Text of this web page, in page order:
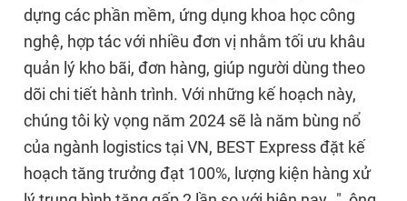
dựng các phần mềm, ứng dụng khoa học công
nghệ, hợp tác với nhiều đơn vị nhằm tối ưu khâu
quản lý kho bãi, đơn hàng, giúp người dùng theo
dõi chi tiết hành trình. Với những kế hoạch này,
chúng tôi kỳ vọng năm 2024 sẽ là năm bùng nổ
của ngành logistics tại VN, BEST Express đặt kế
hoạch tăng trưởng đạt 100%, lượng kiện hàng xử